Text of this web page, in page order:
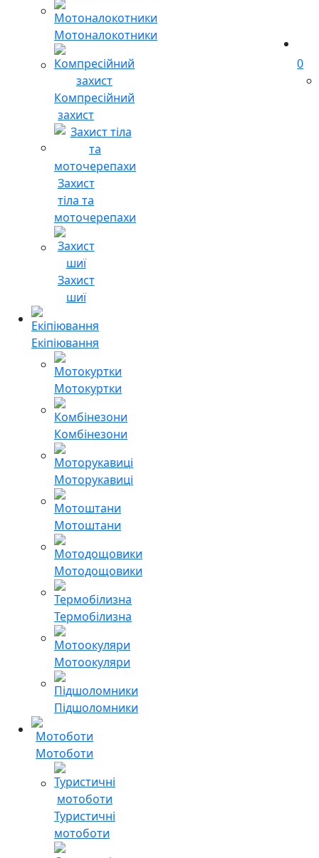
Мотоналокотники
Компресійний
захист
Захист
тіла та
моточерепахи
Захист
шиї
Екіпіювання
Мотокуртки
Комбінезони
Моторукавиці
Мотоштани
Мотодощовики
Термобілизна
Мотоокуляри
Підшоломники
Мотоботи
Туристичні
мотоботи
0